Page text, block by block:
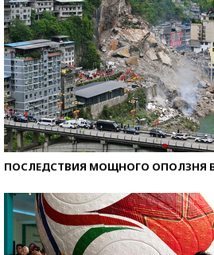
ПОСЛЕДСТВИЯ МОЩНОГО ОПОЛЗНЯ